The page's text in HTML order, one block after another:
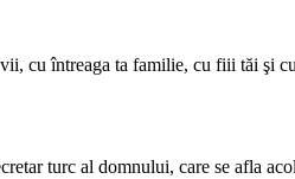
cu întreaga ta familie, cu fiii tăi şi
turc al domnului, care se afla